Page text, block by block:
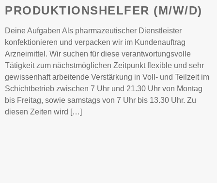
PRODUKTIONSHELFER (M/W/D)
Deine Aufgaben Als pharmazeutischer Dienstleister
konfektionieren und verpacken wir im Kundenauftrag
Arzneimittel. Wir suchen für diese verantwortungsvolle
Tätigkeit zum nächstmöglichen Zeitpunkt flexible und sehr
gewissenhaft arbeitende Verstärkung in Voll- und Teilzeit im
Schichtbetrieb zwischen 7 Uhr und 21.30 Uhr von Montag
bis Freitag, sowie samstags von 7 Uhr bis 13.30 Uhr. Zu
diesen Zeiten wird […]